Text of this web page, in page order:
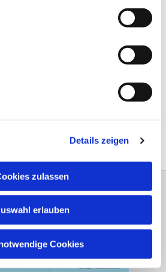
Details zeigen
zulassen
erlauben
Cookies
Heft 1 - 2026